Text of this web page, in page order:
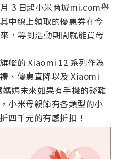
3 日起小米商城mi.com舉
中線上領取的優惠券在今
，等到活動期間就能買母
艦的 Xiaomi 12 系列作為
、優惠直降以及 Xiaomi
媽未來如果有手機的疑難
小米母親節有各類型的小
四千元的有感折扣！